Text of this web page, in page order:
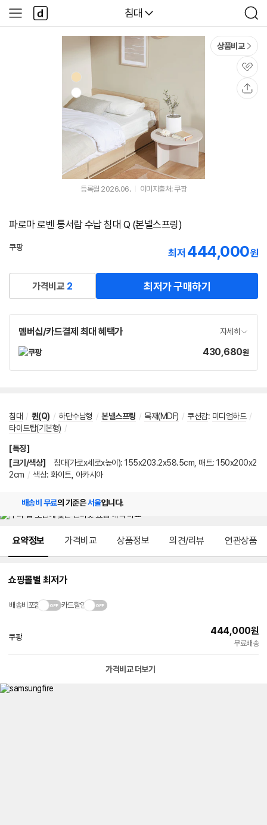
다나와
침대
검
색
사
이
다
나
와
상품비교
관
심
등록월 2026.06. 이미지출처: 쿠팡
파로마 로벤 통서랍 수납 침대 Q (본넬스프링)
쿠팡
최저 444,000원
가격비교 2 최저가 구매하기
멤버십/카드결제 최대 혜택가 자세히
가
430,680원
침대 / 퀸(Q) / 하단수납형 / 본넬스프링 / 목재(MDF) / 쿠션감: 미디엄하드 /
타이트탑(기본형) /
[특징]
[크기/색상]
침대(가로x세로x높이): 155x203.2x58.5cm, 매트: 150x200x2
2cm / 색상: 화이트, 아카시아
배송비 무료의 기준은서울입니다.
요약정보 가격비교 상품정보 의견/리뷰 연관상품
쇼핑몰별 최저가
배송비포함 카드할인
쿠팡
444,000원
무료배송
가격비교 더보기